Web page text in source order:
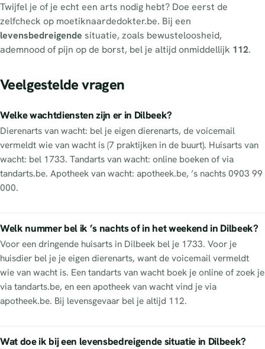
Twijfel je of je echt een arts nodig hebt? Doe eerst de
zelfcheck op moetiknaardedokter.be. Bij een
levensbedreigende situatie, zoals bewusteloosheid,
ademnood of pijn op de borst, bel je altijd onmiddellijk 112.
Veelgestelde vragen
Welke wachtdiensten zijn er in Dilbeek?
Dierenarts van wacht: bel je eigen dierenarts, de voicemail
vermeldt wie van wacht is (7 praktijken in de buurt). Huisarts van
wacht: bel 1733. Tandarts van wacht: online boeken of via
tandarts.be. Apotheek van wacht: apotheek.be, ’s nachts 0903 99
000.
Welk nummer bel ik ’s nachts of in het weekend in Dilbeek?
Voor een dringende huisarts in Dilbeek bel je 1733. Voor je
huisdier bel je je eigen dierenarts, want de voicemail vermeldt
wie van wacht is. Een tandarts van wacht boek je online of zoek je
via tandarts.be, en een apotheek van wacht vind je via
apotheek.be. Bij levensgevaar bel je altijd 112.
Wat doe ik bij een levensbedreigende situatie in Dilbeek?